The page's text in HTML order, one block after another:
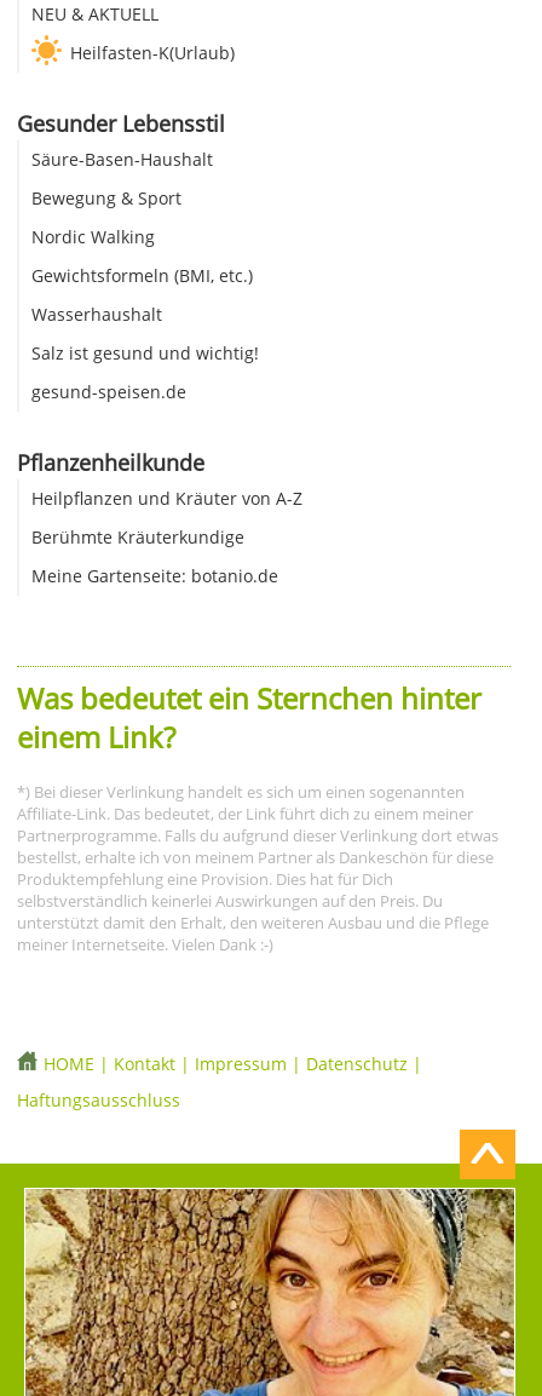
NEU & AKTUELL
Heilfasten-K(Urlaub)
Gesunder Lebensstil
Säure-Basen-Haushalt
Bewegung & Sport
Nordic Walking
Gewichtsformeln (BMI, etc.)
Wasserhaushalt
Salz ist gesund und wichtig!
gesund-speisen.de
Pflanzenheilkunde
Heilpflanzen und Kräuter von A-Z
Berühmte Kräuterkundige
Meine Gartenseite: botanio.de
Was bedeutet ein Sternchen hinter
einem Link?
*) Bei dieser Verlinkung handelt es sich um einen sogenannten
Affiliate-Link. Das bedeutet, der Link führt dich zu einem meiner
Partnerprogramme. Falls du aufgrund dieser Verlinkung dort etwas
bestellst, erhalte ich von meinem Partner als Dankeschön für diese
Produktempfehlung eine Provision. Dies hat für Dich
selbstverständlich keinerlei Auswirkungen auf den Preis. Du
unterstützt damit den Erhalt, den weiteren Ausbau und die Pflege
meiner Internetseite. Vielen Dank :-)
HOME | Kontakt | Impressum | Datenschutz |
Haftungsausschluss